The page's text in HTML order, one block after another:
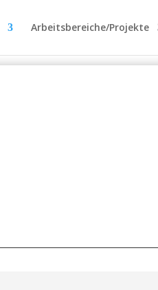
Arbeitsbereiche/Projekte